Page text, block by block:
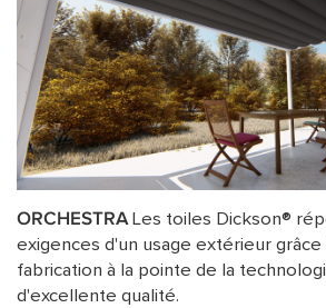
ORCHESTRA Les toiles Dickson®
exigences d'un usage extérieur
fabrication à la pointe de la
d'excellente qualité.